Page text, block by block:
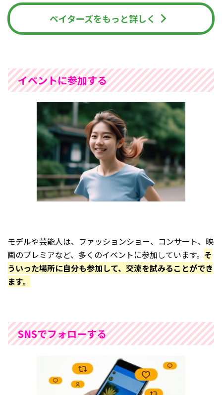
ペイターズをもっと詳しく
イベントに参加する
モデルや芸能人は、ファッションショー、コンサート、映
画のプレミアなど、多くのイベントに参加しています。 そ
ういった場所に自分も参加して、交流を試みることができ
ます。
SNSでフォローする